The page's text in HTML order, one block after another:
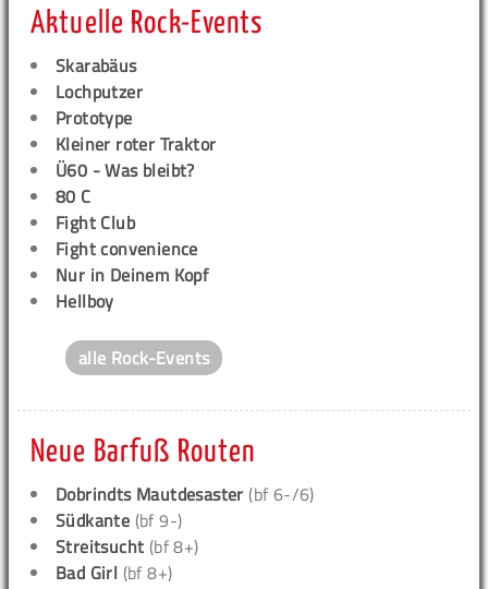
Aktuelle Rock-Events
Skarabäus
Lochputzer
Prototype
Kleiner roter Traktor
Ü60 - Was bleibt?
80 C
Fight Club
Fight convenience
Nur in Deinem Kopf
Hellboy
alle Rock-Events
Neue Barfuß Routen
Dobrindts Mautdesaster (bf 6-/6)
Südkante (bf 9-)
Streitsucht (bf 8+)
Bad Girl (bf 8+)